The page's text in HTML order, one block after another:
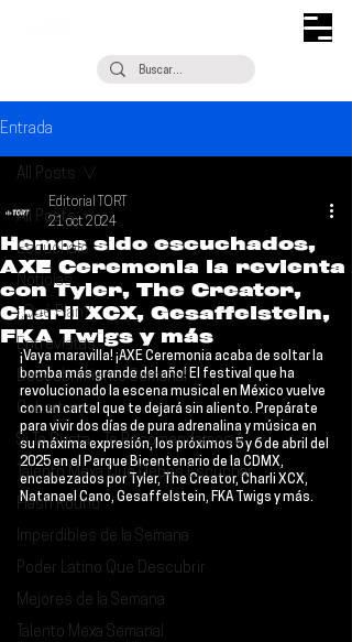
Entrada
All Posts
Escúchalo
Noticias
¿Qué Plan?
Entrevistas
Descubrimiento Semanal
Coberturas
Si Te Gusta... Te Recomendamos A...
Talento Mexa Que Debes Escuchar
Flash Round
Imperdibles de la Semana
Poder Latino Que Descubrir
Mejores de la Semana
Talento Mexa Semanal
All Posts
Hemos sido escuchados,
AXE Ceremonia la revienta
con Tyler, The Creator,
Charli XCX, Gesaffelstein,
FKA Twigs y más
Editorial TORT
21 oct 2024
¡Vaya maravilla! ¡AXE Ceremonia acaba de soltar la
bomba más grande del año! El festival que ha
revolucionado la escena musical en México vuelve
con un cartel que te dejará sin aliento. Prepárate
para vivir dos días de pura adrenalina y música en
su máxima expresión, los próximos 5 y 6 de abril del
2025 en el Parque Bicentenario de la CDMX,
encabezados por Tyler, The Creator, Charli XCX,
Natanael Cano, Gesaffelstein, FKA Twigs y más.